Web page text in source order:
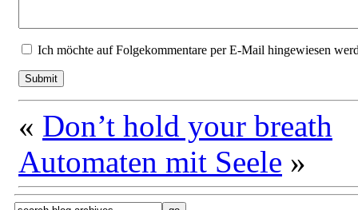
Ich möchte auf Folgekommentare per E-Mail hingewiesen
« Don’t hold your breath
Automaten mit Seele »